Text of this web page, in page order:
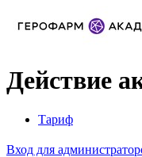
Действие
Тариф
Вход для